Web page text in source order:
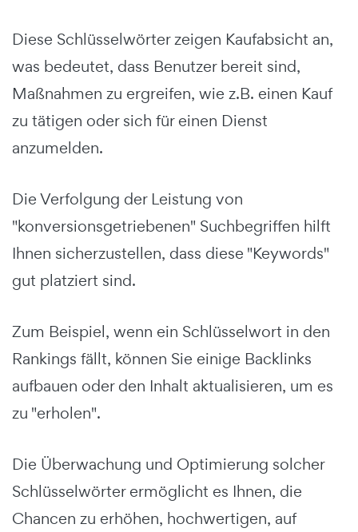
Diese Schlüsselwörter zeigen Kaufabsicht an,
was bedeutet, dass Benutzer bereit sind,
Maßnahmen zu ergreifen, wie z.B. einen Kauf
zu tätigen oder sich für einen Dienst
anzumelden.
Die Verfolgung der Leistung von
"konversionsgetriebenen" Suchbegriffen hilft
Ihnen sicherzustellen, dass diese "Keywords"
gut platziert sind.
Zum Beispiel, wenn ein Schlüsselwort in den
Rankings fällt, können Sie einige Backlinks
aufbauen oder den Inhalt aktualisieren, um es
zu "erholen".
Die Überwachung und Optimierung solcher
Schlüsselwörter ermöglicht es Ihnen, die
Chancen zu erhöhen, hochwertigen, auf